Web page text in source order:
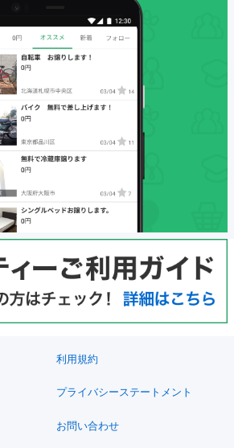
利用規約
プライバシーステートメント
お問い合わせ